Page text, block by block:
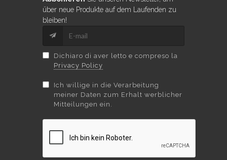
über neue Produkte auf dem Laufenden zu
bleiben!
Dichiaro di aver letto e compreso la
Privacy Policy
Ich willige in die Verarbeitung
meiner Daten zum Erhalt werblicher
Mitteilungen ein.